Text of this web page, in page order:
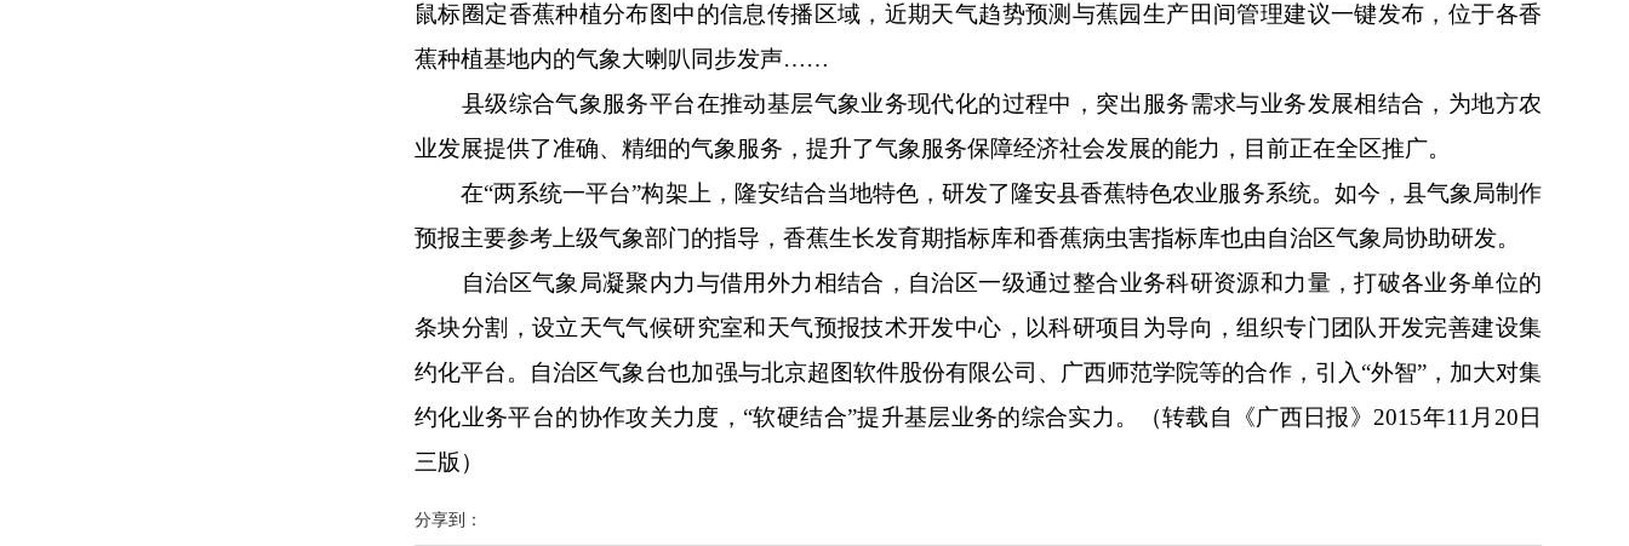
鼠标圈定香蕉种植分布图中的信息传播区域，近期天气趋势预测与蕉园生产田间管理建议一键发布，位于各香
蕉种植基地内的气象大喇叭同步发声……
县级综合气象服务平台在推动基层气象业务现代化的过程中，突出服务需求与业务发展相结合，为地方农
业发展提供了准确、精细的气象服务，提升了气象服务保障经济社会发展的能力，目前正在全区推广。
在“两系统一平台”构架上，隆安结合当地特色，研发了隆安县香蕉特色农业服务系统。如今，县气象局制作
预报主要参考上级气象部门的指导，香蕉生长发育期指标库和香蕉病虫害指标库也由自治区气象局协助研发。
自治区气象局凝聚内力与借用外力相结合，自治区一级通过整合业务科研资源和力量，打破各业务单位的
条块分割，设立天气气候研究室和天气预报技术开发中心，以科研项目为导向，组织专门团队开发完善建设集
约化平台。自治区气象台也加强与北京超图软件股份有限公司、广西师范学院等的合作，引入“外智”，加大对集
约化业务平台的协作攻关力度，“软硬结合”提升基层业务的综合实力。（转载自《广西日报》2015年11月20日
三版）
分享到：